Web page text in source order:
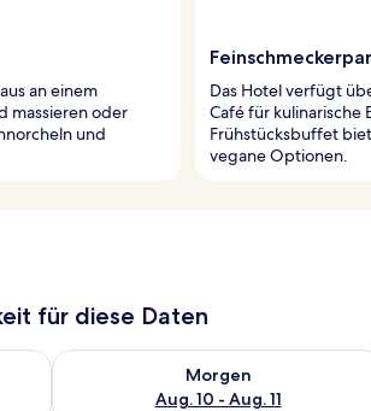
an einem
massieren oder
und
Das Hotel verfügt
Café für kulinarische
Frühstücksbuffet
vegane Optionen.
für diese Daten
Nacht, Aug. 9 - Aug. 10.
Morgen
Aug. 10 - Aug. 11
Überprüfe die Verfügbarkeit für